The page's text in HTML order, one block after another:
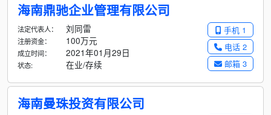
海南鼎驰企业管理有限公司
手机 1
电话 2
邮箱 3
法定代表人： 刘同雷
注册资金： 100万元
成立时间： 2021年01月29日
状态: 在业/存续
海南曼珠投资有限公司